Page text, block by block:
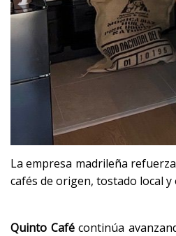
La empresa madrileña
cafés de origen, tostado local
Quinto Cafécontinúa